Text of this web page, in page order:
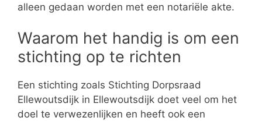
alleen gedaan worden met een notariële akte.
Waarom het handig is om een
stichting op te richten
Een stichting zoals Stichting Dorpsraad
Ellewoutsdijk in Ellewoutsdijk doet veel om het
doel te verwezenlijken en heeft ook een